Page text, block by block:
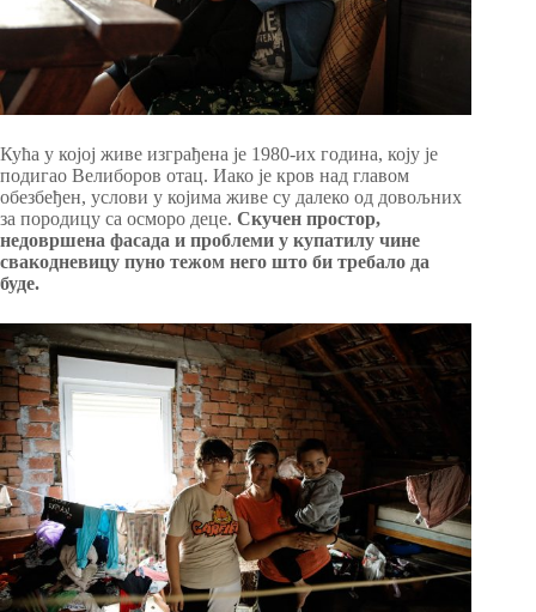
Кућа у којој живе изграђена је 1980-их година, коју је
подигао Велиборов отац. Иако је кров над главом
обезбеђен, услови у којима живе су далеко од довољних
за породицу са осморо деце. Скучен простор,
недовршена фасада и проблеми у купатилу чине
свакодневицу пуно тежом него што би требало да
буде.